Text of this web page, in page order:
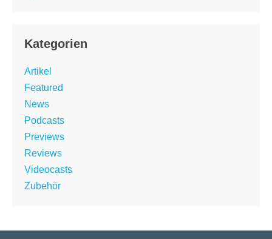
Kategorien
Artikel
Featured
News
Podcasts
Previews
Reviews
Videocasts
Zubehör